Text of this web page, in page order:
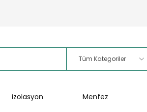
izolasyon Menfez